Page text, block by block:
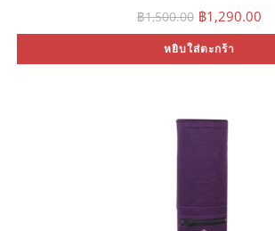
฿1,500.00 Original
price
was:
฿1,500.00.
฿1,290.00
is:
หยิบใส่ตะกร้า